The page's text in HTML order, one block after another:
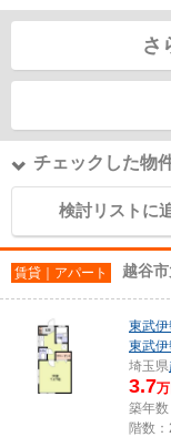
さ
チェックした物
検討リストに
賃貸｜アパート 越谷
東武
東武
埼玉県
3.7
築年数
階数